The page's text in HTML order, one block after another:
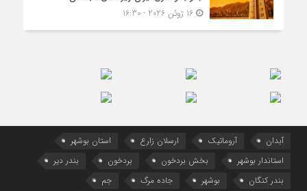
16 ژوئن 2026 - 16:30
آبدان آروماتیک ارسلان زارع
استان بوشهر
استاندار بوشهر
بخش بردخون بردخون
بندر دیر
بندر کنگان
بوشهر جاده مرگ
جم